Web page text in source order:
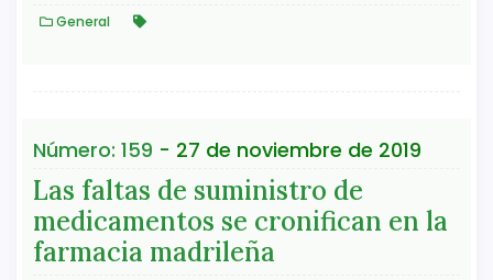
General
Número: 159 - 27 de noviembre de 2019
Las faltas de suministro de
medicamentos se cronifican en la
farmacia madrileña